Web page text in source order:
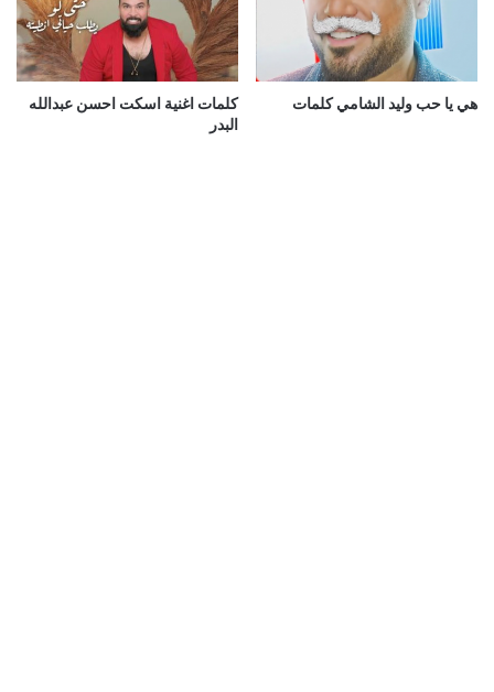
هي يا حب وليد الشامي كلمات
كلمات اغنية اسكت احسن عبدالله
البدر